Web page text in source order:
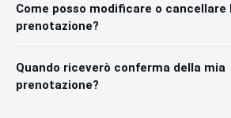
Come posso modificare o cancellare
prenotazione?
Quando riceverò conferma della mia
prenotazione?